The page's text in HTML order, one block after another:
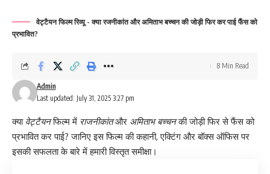
वेट्टैयन फिल्म रिव्यू - क्या रजनीकांत और अमिताभ बच्चन की जोड़ी फिर कर पाई फैंस को
प्रभावित?
Last updated: July 31, 2025 3:27 pm
Admin
8 Min Read
क्या वेट्टैयनफिल्म में राजनीकांतऔर अमिताभ बच्चनकी जोड़ी फिर से फैंस को
प्रभावित कर पाई? जानिए इस फिल्म की कहानी, एक्टिंग और बॉक्स ऑफिस पर
इसकी सफलता के बारे में हमारी विस्तृत समीक्षा।